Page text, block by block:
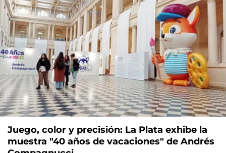
Juego, color y precisión: La Plata exhibe la
muestra "40 años de vacaciones" de Andrés